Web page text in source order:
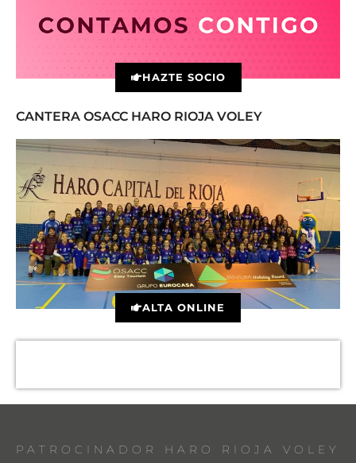
HAZTE SOCIO
CANTERA OSACC HARO RIOJA VOLEY
ALTA ONLINE
PATROCINADOR HARO RIOJA VOLEY